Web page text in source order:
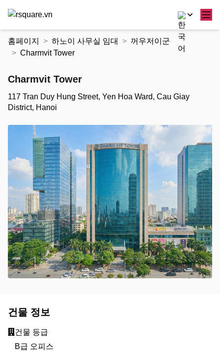
홈페이지 하노이 사무실 임대
꺼우저이군
Charmvit Tower
Charmvit Tower
117 Tran Duy Hung Street, Yen Hoa Ward, Cau Giay
District, Hanoi
건물 정보
건물 등급
B급 오피스